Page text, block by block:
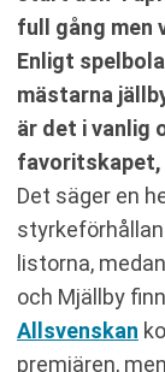
full gång men
Enligt
mästarna
är det i vanlig
favoritskapet,
Det säger en
listorna,
och Mjällby
Allsvenskan
premiären,